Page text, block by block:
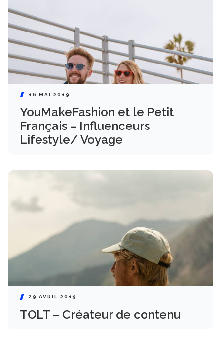
16 MAI 2019
YouMakeFashion et le Petit
Français – Influenceurs
Lifestyle/ Voyage
29 AVRIL 2019
TOLT – Créateur de contenu